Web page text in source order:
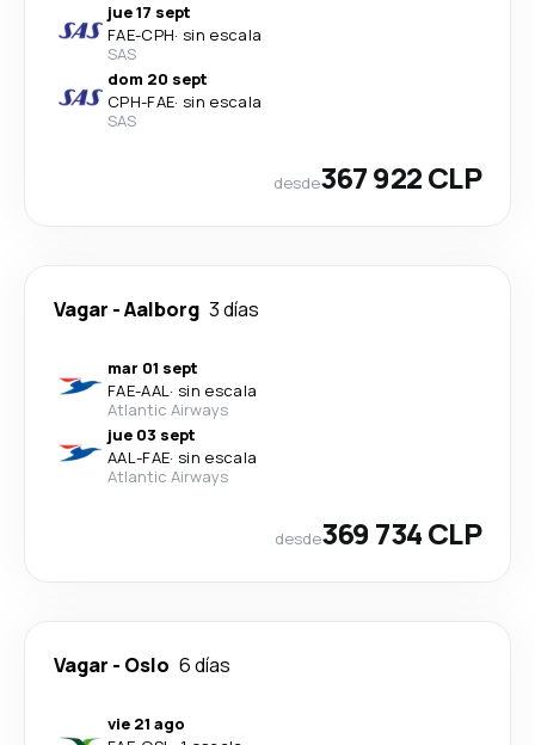
jue 17 sept
FAE-CPH· sin escala
SAS
dom 20 sept
CPH-FAE· sin escala
SAS
desde367 922 CLP
Vagar -Aalborg 3 días
mar 01 sept
FAE-AAL· sin escala
Atlantic Airways
jue 03 sept
AAL-FAE· sin escala
Atlantic Airways
desde369 734 CLP
Vagar - Oslo 6 días
vie 21 ago